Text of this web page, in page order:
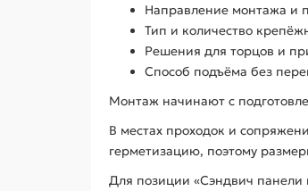
Направление монтажа и
Тип и количество
Решения для торцов и
Способ подъёма без
Монтаж начинают с
В местах проходок и
герметизацию, поэтому
Для позиции «Сэндвич панели